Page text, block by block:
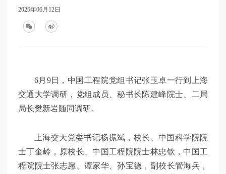
2026年06月12日
6月9日，中国工程院党组书记张玉卓一行到上海
交通大学调研，党组成员、秘书长陈建峰院士、二局
局长樊新岩随同调研。
上海交大党委书记杨振斌，校长、中国科学院院
士丁奎岭，原校长、中国工程院院士林忠钦，中国工
程院院士张志愿、谭家华、孙宝德，副校长管海兵，